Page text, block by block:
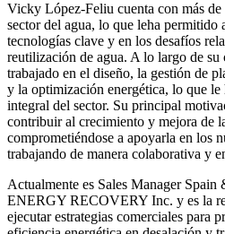
Vicky López-Feliu cuenta con más de
sector del agua, lo que leha permitido
tecnologías clave y en los desafíos
reutilización de agua. A lo largo de su
trabajado en el diseño, la gestión de
y la optimización energética, lo que
integral del sector. Su principal
contribuir al crecimiento y mejora de
comprometiéndose a apoyarla en los
trabajando de manera colaborativa y
Actualmente es Sales Manager
ENERGY RECOVERY Inc. y es la
ejecutar estrategias comerciales para